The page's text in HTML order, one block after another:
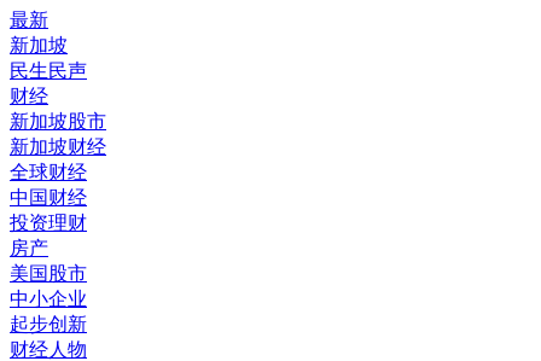
最新
新加坡
民生民声
财经
新加坡股市
新加坡财经
全球财经
中国财经
投资理财
房产
美国股市
中小企业
起步创新
财经人物